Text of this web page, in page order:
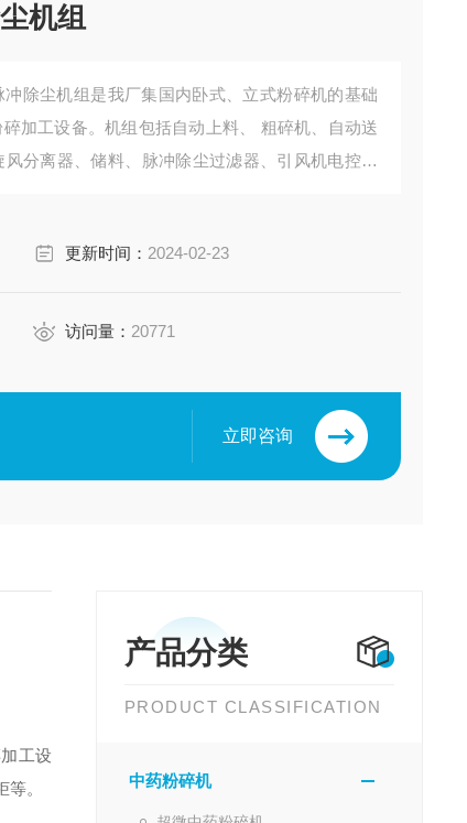
机组
除尘机组是我厂集国内卧式、立式粉碎机的基础
加工设备。机组包括自动上料、 粗碎机、自动送
分离器、储料、脉冲除尘过滤器、引风机电控柜
更新时间： 2024-02-23
访问量： 20771
立即咨询
产品分类
PRODUCT CLASSIFICATION
中药粉碎机
工设
。